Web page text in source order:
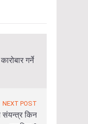
गर्ने
NEXT POST
संयन्त्र किन